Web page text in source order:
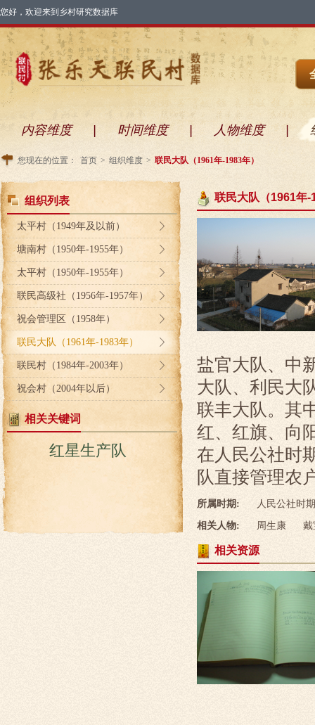
您好，欢迎来到乡村研究数据库
内容维度 时间维度 人物维度
您现在的位置： 首页 > 组织维度 > 联民大队（1961年-1983年）
组织列表
太平村（1949年及以前）
塘南村（1950年-1955年）
太平村（1950年-1955年）
联民高级社（1956年-1957年）
祝会管理区（1958年）
联民大队（1961年-1983年）
联民村（1984年-2003年）
祝会村（2004年以后）
相关关键词
红星生产队
联民大队（1961年-
盐官大队、中
大队、利民大
联丰大队。其
红、红旗、向
在人民公社时
队直接管理农
所属时期: 人民公社时
相关人物: 周生康 戴
相关资源